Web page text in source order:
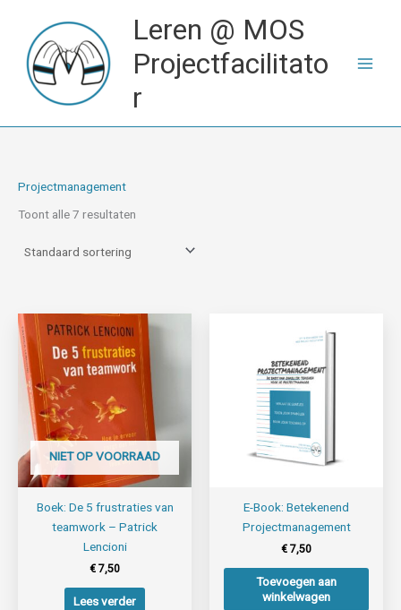
inhoud
Leren @ MOS
Projectfacilitato
r
Projectmanagement
Toont alle 7 resultaten
NIET OP VOORRAAD
Boek: De 5 frustraties van
teamwork – Patrick
Lencioni
€ 7,50
Lees verder
E-Book: Betekenend
Projectmanagement
€ 7,50
Toevoegen aan
winkelwagen